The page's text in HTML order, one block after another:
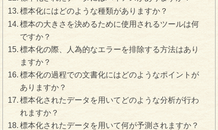
標本化にはどのような種類がありますか？
標本の大きさを決めるために使用されるツールは何
ですか？
標本化の際、人為的なエラーを排除する方法はあり
ますか？
標本化の過程での文書化にはどのようなポイントが
ありますか？
標本化されたデータを用いてどのような分析が行わ
れますか？
標本化されたデータを用いて何が予測されますか？